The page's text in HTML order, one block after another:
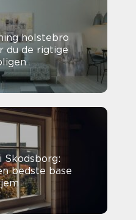
holstebro
du de rigtige
Skodsborg:
bedste base